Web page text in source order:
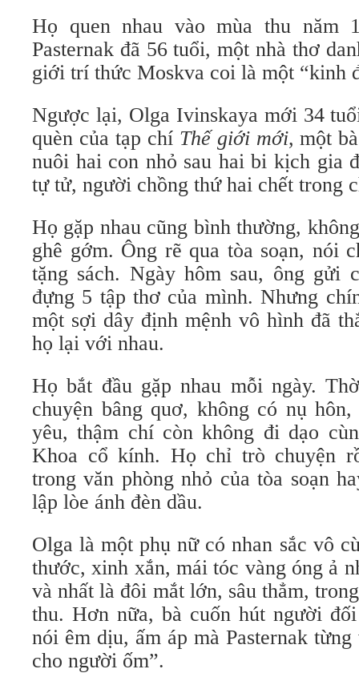
Họ quen nhau vào mùa thu năm
Pasternak đã 56 tuổi, một nhà thơ
giới trí thức Moskva coi là một “kinh
Ngược lại, Olga Ivinskaya mới 34
quèn của tạp chí Thế giới mới, một
nuôi hai con nhỏ sau hai bi kịch gia
tự tử, người chồng thứ hai chết trong
Họ gặp nhau cũng bình thường,
ghê gớm. Ông rẽ qua tòa soạn, nói
tặng sách. Ngày hôm sau, ông gửi
đựng 5 tập thơ của mình. Nhưng
một sợi dây định mệnh vô hình đã
họ lại với nhau.
Họ bắt đầu gặp nhau mỗi ngày.
chuyện bâng quơ, không có nụ
yêu, thậm chí còn không đi dạo
Khoa cổ kính. Họ chỉ trò chuyện
trong văn phòng nhỏ của tòa soạn
lập lòe ánh đèn dầu.
Olga là một phụ nữ có nhan sắc vô
thước, xinh xắn, mái tóc vàng óng ả
và nhất là đôi mắt lớn, sâu thẳm,
thu. Hơn nữa, bà cuốn hút người
nói êm dịu, ấm áp mà Pasternak
cho người ốm”.